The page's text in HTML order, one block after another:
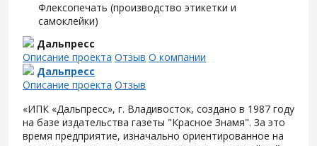
Флексопечать (производство этикетки и
самоклейки)
Дальпресс
Описание проекта Отзыв О компании
Дальпресс
Описание проекта Отзыв
«ИПК «Дальпресс», г. Владивосток, создано в 1987 году
на базе издательства газеты "Красное Знамя". За это
время предприятие, изначально ориентированное на